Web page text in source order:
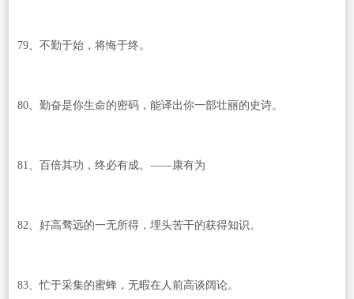
79、不勤于始，将悔于终。
80、勤奋是你生命的密码，能译出你一部壮丽的史诗。
81、百倍其功，终必有成。——康有为
82、好高骛远的一无所得，埋头苦干的获得知识。
83、忙于采集的蜜蜂，无暇在人前高谈阔论。